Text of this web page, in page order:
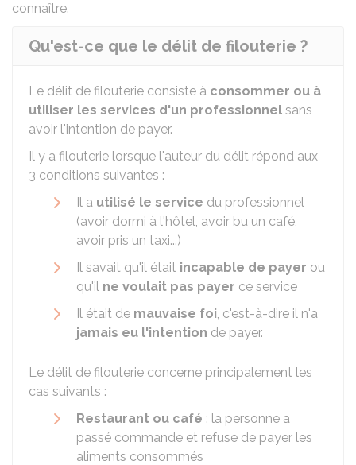
connaître.
Qu'est-ce que le délit de filouterie ?
Le délit de filouterie consiste à consommer ou à
utiliser les services d'un professionnel sans
avoir l'intention de payer.
Il y a filouterie lorsque l'auteur du délit répond aux
3 conditions suivantes :
Il a utilisé le service du professionnel
(avoir dormi à l'hôtel, avoir bu un café,
avoir pris un taxi...)
Il savait qu'il était incapable de payer ou
qu'il ne voulait pas payer ce service
Il était de mauvaise foi, c'est-à-dire il n'a
jamais eu l'intention de payer.
Le délit de filouterie concerne principalement les
cas suivants :
Restaurant ou café : la personne a
passé commande et refuse de payer les
aliments consommés